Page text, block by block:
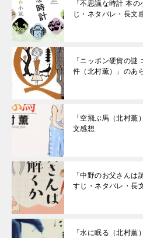
「不思議な時計 本
じ・ネタバレ・長文
「ニッポン硬貨の
件（北村薫）」のあ
「空飛ぶ馬（北村
文感想
「中野のお父さんは
すじ・ネタバレ・長
「水に眠る（北村